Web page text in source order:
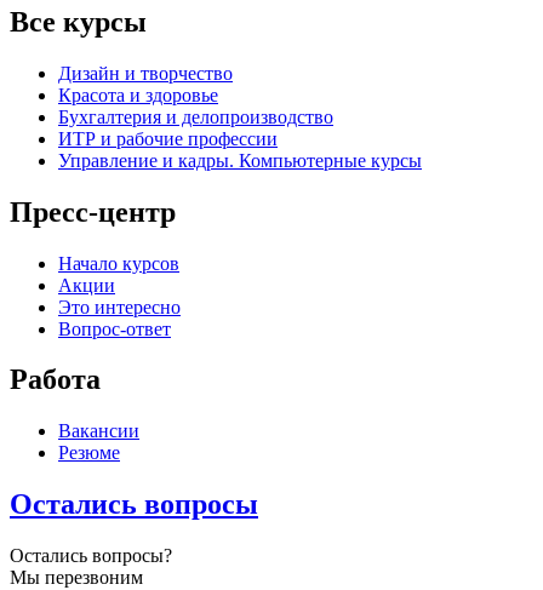
Все курсы
Дизайн и творчество
Красота и здоровье
Бухгалтерия и делопроизводство
ИТР и рабочие профессии
Управление и кадры. Компьютерные курсы
Пресс-центр
Начало курсов
Акции
Это интересно
Вопрос-ответ
Работа
Вакансии
Резюме
Остались вопросы
Остались вопросы?
Мы перезвоним